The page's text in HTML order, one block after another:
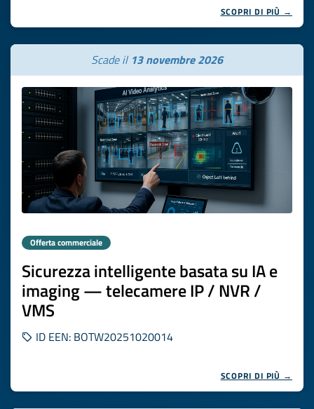
SCOPRI DI PIÙ →
Scade il 13 novembre 2026
Offerta commerciale
Sicurezza intelligente basata su IA e
imaging — telecamere IP / NVR /
VMS
ID EEN: BOTW20251020014
SCOPRI DI PIÙ →